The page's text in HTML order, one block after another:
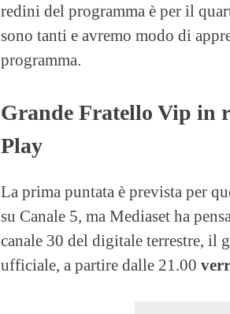
redini del programma è per il
sono tanti e avremo modo di
programma.
Grande Fratello Vip in
Play
La prima puntata è prevista per
su Canale 5, ma Mediaset ha
canale 30 del digitale terrestre, il
ufficiale, a partire dalle 21.00